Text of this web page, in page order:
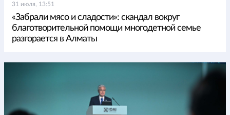
31 июля, 13:51
«Забрали мясо и сладости»: скандал вокруг
благотворительной помощи многодетной семье
разгорается в Алматы